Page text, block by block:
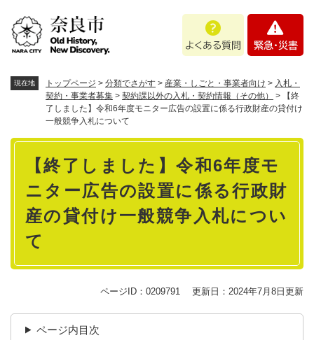
あ
問
・
現在地 トップページ > 分類でさがす > 産業・しごと・事業者向け > 入札・
契約・事業者募集 > 契約課以外の入札・契約情報（その他） >
【終
了しました】令和6年度モニター広告の設置に係る行政財産の貸付け
一般競争入札について
本
【終了しました】令和6年度モ
ニター広告の設置に係る行政財
産の貸付け一般競争入札につい
て
ページID：0209791 更新日：2024年7月8日更新
ページ内目次